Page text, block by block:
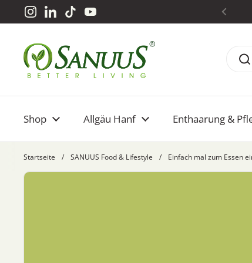
Zum Inhalt springen
Instagram
LinkedInTikTokYouTube
Shop Allgäu Hanf Enthaarung &
Startseite / SANUUS Food & Lifestyle / Einfach mal zum Essen